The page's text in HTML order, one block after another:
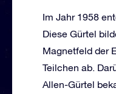
Im Jahr 1958
Diese Gürtel
Magnetfeld der
Teilchen ab.
Allen-Gürtel